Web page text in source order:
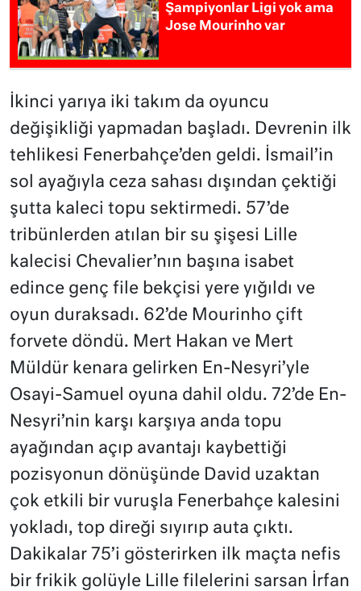
Şampiyonlar Ligi yok ama
Jose Mourinho var
İkinci yarıya iki takım da oyuncu
değişikliği yapmadan başladı. Devrenin ilk
tehlikesi Fenerbahçe’den geldi. İsmail’in
sol ayağıyla ceza sahası dışından çektiği
şutta kaleci topu sektirmedi. 57’de
tribünlerden atılan bir su şişesi Lille
kalecisi Chevalier’nın başına isabet
edince genç file bekçisi yere yığıldı ve
oyun duraksadı. 62’de Mourinho çift
forvete döndü. Mert Hakan ve Mert
Müldür kenara gelirken En-Nesyri’yle
Osayi-Samuel oyuna dahil oldu. 72’de En-
Nesyri’nin karşı karşıya anda topu
ayağından açıp avantajı kaybettiği
pozisyonun dönüşünde David uzaktan
çok etkili bir vuruşla Fenerbahçe kalesini
yokladı, top direği sıyırıp auta çıktı.
Dakikalar 75’i gösterirken ilk maçta nefis
bir frikik golüyle Lille filelerini sarsan İrfan